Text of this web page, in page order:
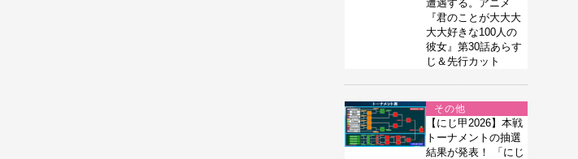
遭遇する。アニメ
『君のことが大大大
大大好きな100人の
彼女』第30話あらす
じ＆先行カット
その他
【にじ甲2026】本戦
トーナメントの抽選
結果が発表！ 「にじ